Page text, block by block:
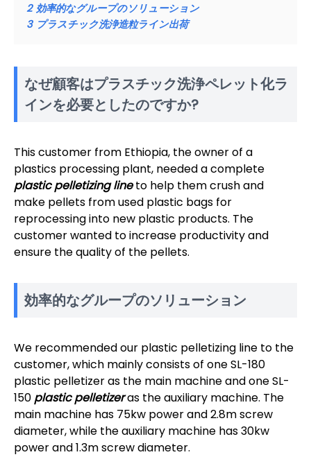
2 効率的なグループのソリューション
3 プラスチック洗浄造粒ライン出荷
なぜ顧客はプラスチック洗浄ペレット化ラ
インを必要としたのですか?
This customer from Ethiopia, the owner of a
plastics processing plant, needed a complete
plastic pelletizing lineto help them crush and
make pellets from used plastic bags for
reprocessing into new plastic products. The
customer wanted to increase productivity and
ensure the quality of the pellets.
効率的なグループのソリューション
We recommended our plastic pelletizing line to the
customer, which mainly consists of one SL-180
plastic pelletizer as the main machine and one SL-
150 plastic pelletizeras the auxiliary machine. The
main machine has 75kw power and 2.8m screw
diameter, while the auxiliary machine has 30kw
power and 1.3m screw diameter.